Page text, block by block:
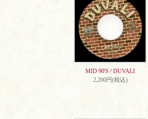
MID 90'S / DUVALI
2,200円(税込)